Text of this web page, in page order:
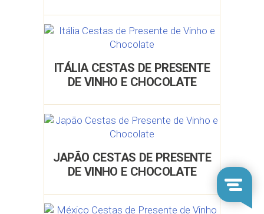
ITÁLIA CESTAS DE PRESENTE
DE VINHO E CHOCOLATE
JAPÃO CESTAS DE PRESENTE
DE VINHO E CHOCOLATE